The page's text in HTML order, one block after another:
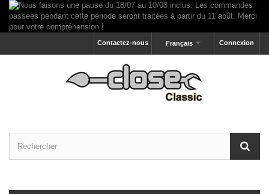
Connexion
Français
Contactez-nous